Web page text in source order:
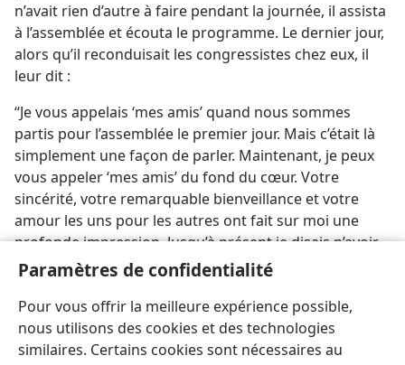
Paramètres de confidentialité
Pour vous offrir la meilleure expérience possible,
nous utilisons des cookies et des technologies
similaires. Certains cookies sont nécessaires au
n’avait rien d’autre à faire pendant la journée, il assista
à l’assemblée et écouta le programme. Le dernier jour,
alors qu’il reconduisait les congressistes chez eux, il
leur dit :
“Je vous appelais ‘mes amis’ quand nous sommes
partis pour l’assemblée le premier jour. Mais c’était là
simplement une façon de parler. Maintenant, je peux
vous appeler ‘mes amis’ du fond du cœur. Votre
sincérité, votre remarquable bienveillance et votre
amour les uns pour les autres ont fait sur moi une
profonde impression. Jusqu’à présent je disais n’avoir
jamais le temps de m’occuper de religion, mais
vue. Je veux examiner votre religion de plus près.”